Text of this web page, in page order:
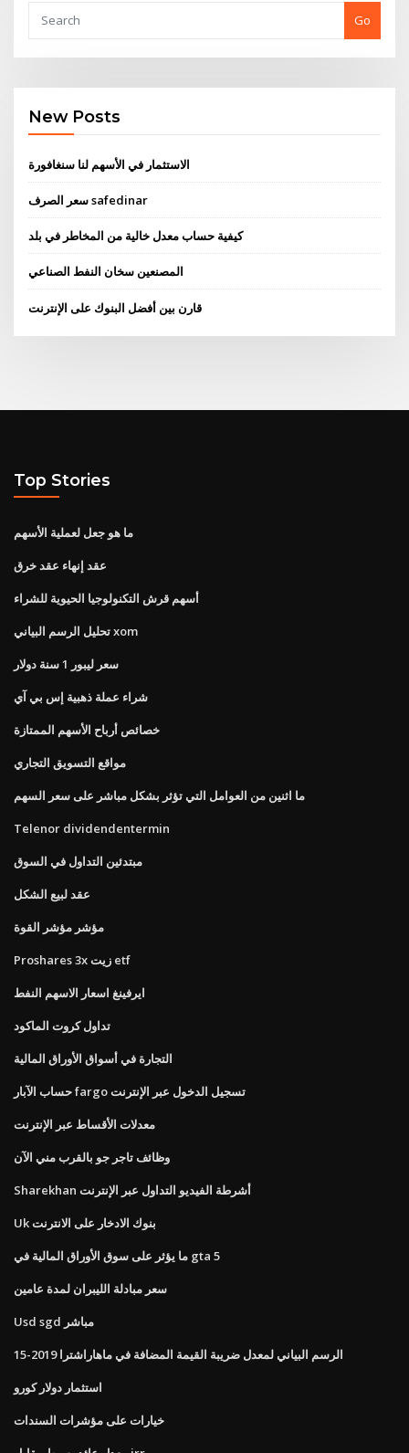
Go
New Posts
الاستثمار في الأسهم لنا سنغافورة
سعر الصرف safedinar
كيفية حساب معدل خالية من المخاطر في بلد
المصنعين سخان النفط الصناعي
قارن بين أفضل البنوك على الإنترنت
Top Stories
ما هو جعل لعملية الأسهم
عقد إنهاء عقد خرق
أسهم قرش التكنولوجيا الحيوية للشراء
تحليل الرسم البياني xom
سعر ليبور 1 سنة دولار
شراء عملة ذهبية إس بي آي
خصائص أرباح الأسهم الممتازة
مواقع التسويق التجاري
ما اثنين من العوامل التي تؤثر بشكل مباشر على سعر السهم
Telenor dividendentermin
مبتدئين التداول في السوق
عقد لبيع الشكل
مؤشر مؤشر القوة
Proshares 3x زيت etf
ايرفينغ اسعار الاسهم النفط
تداول كروت الماكود
التجارة في أسواق الأوراق المالية
حساب الآبار fargo تسجيل الدخول عبر الإنترنت
معدلات الأقساط عبر الإنترنت
وظائف تاجر جو بالقرب مني الآن
Sharekhan أشرطة الفيديو التداول عبر الإنترنت
Uk بنوك الادخار على الانترنت
ما يؤثر على سوق الأوراق المالية في gta 5
سعر مبادلة الليبران لمدة عامين
Usd sgd مباشر
الرسم البياني لمعدل ضريبة القيمة المضافة في ماهاراشترا 2019-15
استثمار دولار كورو
خيارات على مؤشرات السندات